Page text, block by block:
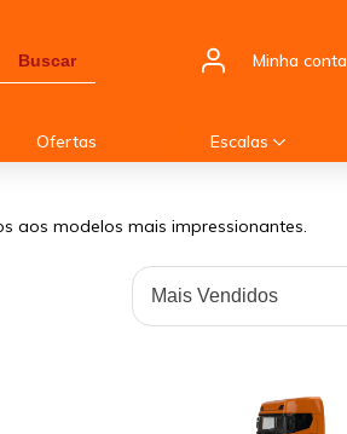
Buscar Minha conta
Ofertas Escalas
aos modelos mais impressionantes.